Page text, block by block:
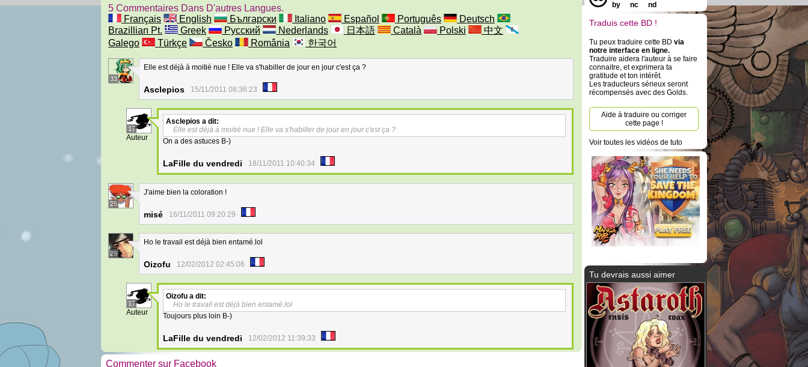
5 Commentaires Dans D'autres Langues.
Français
English Български Italiano Español Português
Deutsch
Brazillian Pt.
Greek Русский Nederlands 日本語 Català Polski
中文
Galego
Türkçe Česko România 한국어
33
Elle est déjà à moitié nue ! Elle va s'habiller de jour en jour c'est ça ?
Asclepios 15/11/2011 08:36:23
17
Auteur
Asclepios a dit:
Elle est déjà à moitié nue ! Elle va s'habiller de jour en jour c'est ça ?
On a des astuces B-)
LaFille du vendredi 18/11/2011 10:40:34
25
J'aime bien la coloration !
misé 16/11/2011 09:20:29
29
Ho le travail est déjà bien entamé.lol
Oizofu 12/02/2012 02:45:06
17
Auteur
Oizofu a dit:
Ho le travail est déjà bien entamé.lol
Toujours plus loin B-)
LaFille du vendredi 12/02/2012 11:39:33
Commenter sur Facebook
by nc nd
Traduis cette BD !
Tu peux traduire cette BD via
notre interface en ligne.
Traduire aidera l'auteur à se faire
connaitre, et exprimera ta
gratitude et ton intérêt.
Les traducteurs sérieux seront
récompensés avec des Golds.
Aide à traduire ou corriger
cette page !
Voir toutes les vidéos de tuto
Tu devrais aussi aimer